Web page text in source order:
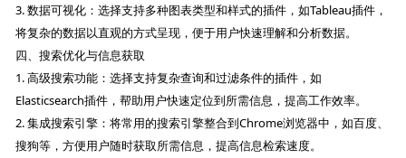
3. 数据可视化：选择支持多种图表类型和样式的插件，如Tableau插件，
将复杂的数据以直观的方式呈现，便于用户快速理解和分析数据。
四、搜索优化与信息获取
1. 高级搜索功能：选择支持复杂查询和过滤条件的插件，如
Elasticsearch插件，帮助用户快速定位到所需信息，提高工作效率。
2. 集成搜索引擎：将常用的搜索引擎整合到Chrome浏览器中，如百度、
搜狗等，方便用户随时获取所需信息，提高信息检索速度。